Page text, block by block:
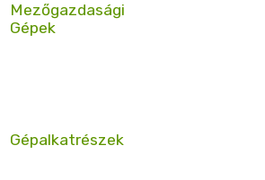
Mezőgazdasági
Gépek
Gépalkatrészek